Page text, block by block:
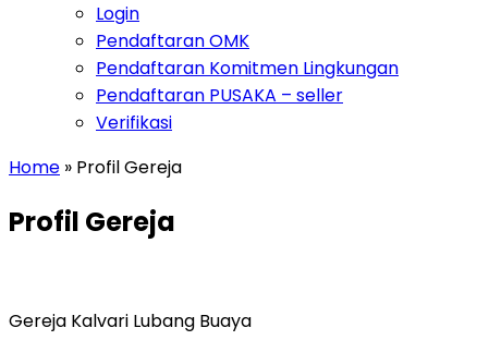
Login
Pendaftaran OMK
Pendaftaran Komitmen Lingkungan
Pendaftaran PUSAKA – seller
Verifikasi
Home » Profil Gereja
Profil Gereja
Gereja Kalvari Lubang Buaya